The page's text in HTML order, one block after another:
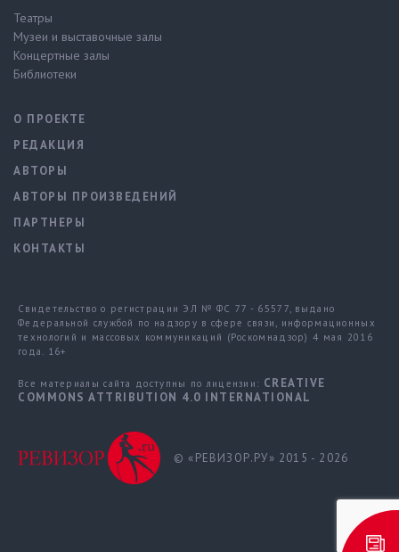
Театры
Музеи и выставочные залы
Концертные залы
Библиотеки
О ПРОЕКТЕ
РЕДАКЦИЯ
АВТОРЫ
АВТОРЫ ПРОИЗВЕДЕНИЙ
ПАРТНЕРЫ
КОНТАКТЫ
Свидетельство о регистрации ЭЛ № ФС 77 - 65577, выдано
Федеральной службой по надзору в сфере связи, информационных
технологий и массовых коммуникаций (Роскомнадзор) 4 мая 2016
года. 16+
Все материалы сайта доступны по лицензии: CREATIVE
COMMONS ATTRIBUTION 4.0 INTERNATIONAL
© «РЕВИЗОР.РУ» 2015 - 2026